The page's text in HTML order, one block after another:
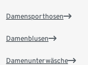
Damensporthosen
Damenblusen
Damenunterwäsche